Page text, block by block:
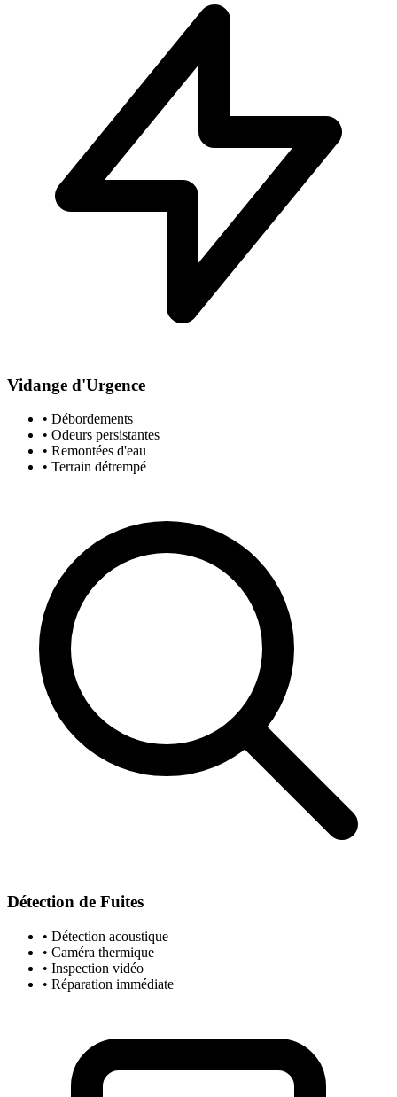
Vidange d'Urgence
• Débordements
• Odeurs persistantes
• Remontées d'eau
• Terrain détrempé
Détection de Fuites
• Détection acoustique
• Caméra thermique
• Inspection vidéo
• Réparation immédiate